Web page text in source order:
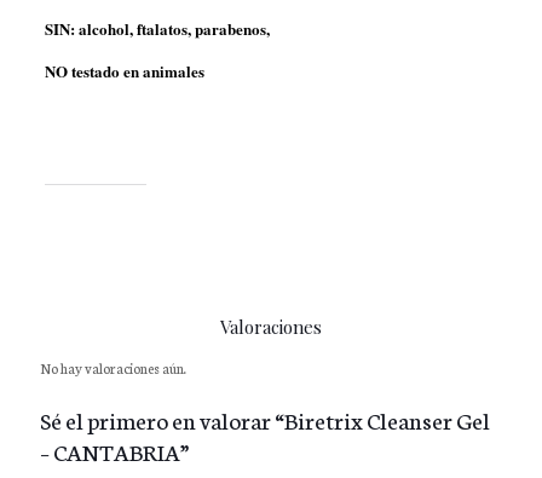
SIN: alcohol, ftalatos, parabenos,
NO testado en animales
Valoraciones
No hay valoraciones aún.
Sé el primero en valorar “Biretrix Cleanser Gel
– CANTABRIA”